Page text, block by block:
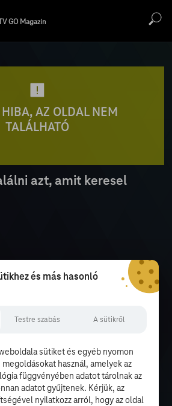
GO Magazin
AZ OLDAL NEM
TALÁLHATÓ
azt, amit keresel
és más hasonló
Testre szabás A sütikről
sütiket és egyéb nyomon
használ, amelyek az
függvényében adatot tárolnak az
adatot gyűjtenek. Kérjük, az
nyilatkozz arról, hogy az oldal